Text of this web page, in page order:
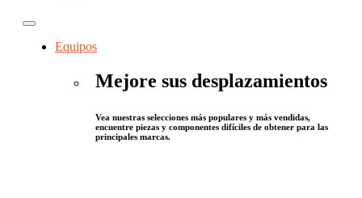
Equipos
Mejore sus desplazamientos
Vea nuestras selecciones más populares y más vendidas,
encuentre piezas y componentes difíciles de obtener para las
principales marcas.